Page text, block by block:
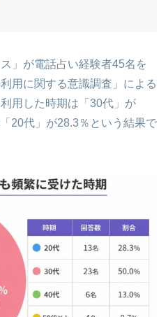
」が電話占い経験者45名を
用に関する意識調査」による
用した時期は「30代」が
20代」が28.3％という結果で